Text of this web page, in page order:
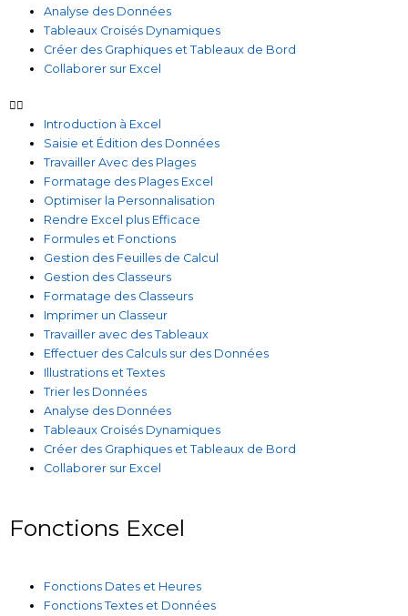
Analyse des Données
Tableaux Croisés Dynamiques
Créer des Graphiques et Tableaux de Bord
Collaborer sur Excel
Introduction à Excel
Saisie et Édition des Données
Travailler Avec des Plages
Formatage des Plages Excel
Optimiser la Personnalisation
Rendre Excel plus Efficace
Formules et Fonctions
Gestion des Feuilles de Calcul
Gestion des Classeurs
Formatage des Classeurs
Imprimer un Classeur
Travailler avec des Tableaux
Effectuer des Calculs sur des Données
Illustrations et Textes
Trier les Données
Analyse des Données
Tableaux Croisés Dynamiques
Créer des Graphiques et Tableaux de Bord
Collaborer sur Excel
Fonctions Excel
Fonctions Dates et Heures
Fonctions Textes et Données